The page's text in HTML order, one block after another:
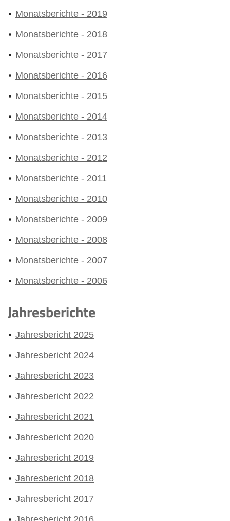
Monatsberichte - 2019
Monatsberichte - 2018
Monatsberichte - 2017
Monatsberichte - 2016
Monatsberichte - 2015
Monatsberichte - 2014
Monatsberichte - 2013
Monatsberichte - 2012
Monatsberichte - 2011
Monatsberichte - 2010
Monatsberichte - 2009
Monatsberichte - 2008
Monatsberichte - 2007
Monatsberichte - 2006
Jahresberichte
Jahresbericht 2025
Jahresbericht 2024
Jahresbericht 2023
Jahresbericht 2022
Jahresbericht 2021
Jahresbericht 2020
Jahresbericht 2019
Jahresbericht 2018
Jahresbericht 2017